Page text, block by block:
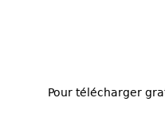
Pour télécharger